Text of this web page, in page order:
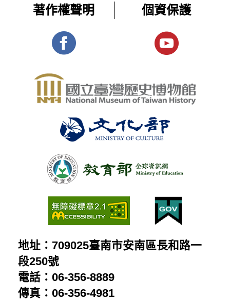
著作權聲明 個資保護
地址：709025臺南市安南區長和路一
段250號
電話：06-356-8889
傳真：06-356-4981